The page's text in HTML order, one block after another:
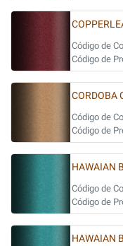
Código de
Código de
CORDOBA
Código de
Código de
HAWAIAN
Código de
Código de
HAWAIAN